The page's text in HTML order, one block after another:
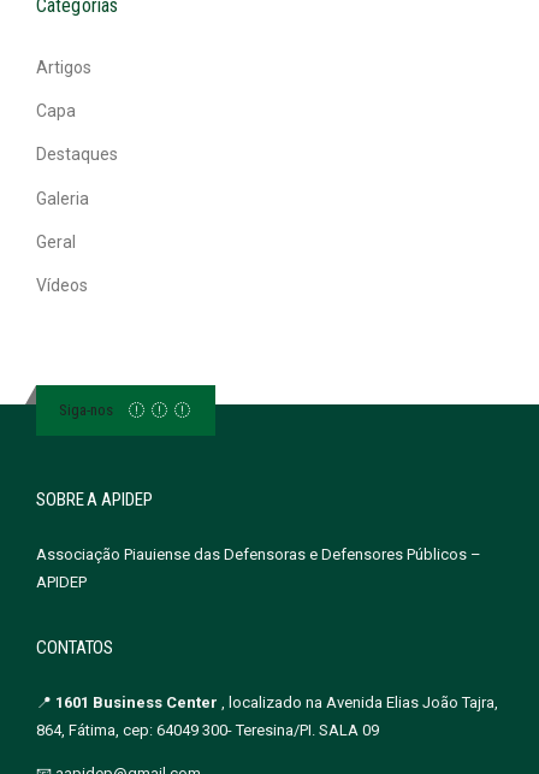
Categorias
Artigos
Capa
Destaques
Galeria
Geral
Vídeos
Siga-nos
SOBRE A APIDEP
Associação Piauiense das Defensoras e Defensores Públicos –
APIDEP
CONTATOS
📍 1601 Business Center , localizado na Avenida Elias João Tajra,
864, Fátima, cep: 64049 300- Teresina/PI. SALA 09